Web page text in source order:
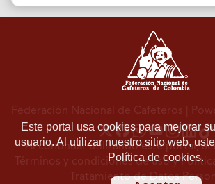
Este portal usa cookies para mejorar
usuario. Al utilizar nuestro sitio web,
Política de cookies.
Federación Nacional de Cafeteros |
Al continuar utilizando este portal,
Términos y condiciones de usoy
Tratamiento de Datos